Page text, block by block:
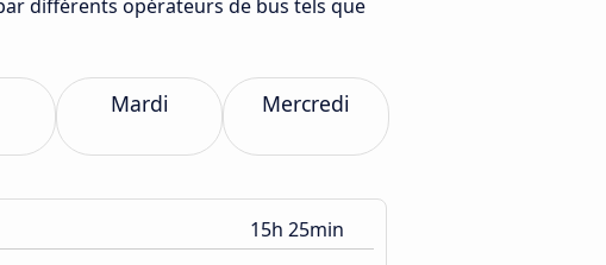
différents opérateurs de bus tels que
Mardi Mercredi
15h 25min